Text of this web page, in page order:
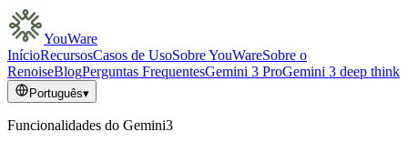
YouWare
InícioRecursosCasos de UsoSobre YouWareSobre o
RenoiseBlogPerguntas FrequentesGemini 3 ProGemini 3 deep think
Português▾
Funcionalidades do Gemini3